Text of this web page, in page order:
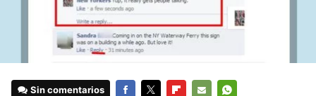
Sin comentarios